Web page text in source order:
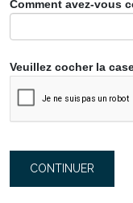
Comment avez-vous
Veuillez cocher la
CONTINUER